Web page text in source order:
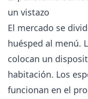
un vistazo
El mercado se
huésped al menú.
colocan un
habitación. Los
funcionan en el